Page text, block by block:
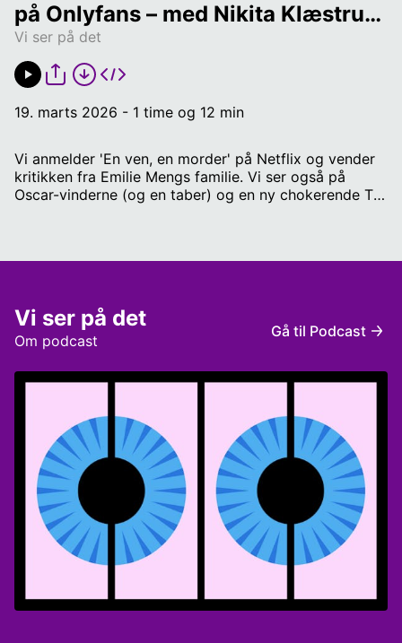
Vi ser på det
på Onlyfans – med Nikita Klæstrup,
Dan Bjerregaard og Anna Munch
Heydorn
19. marts 2026 - 1 time og 12 min
Vi anmelder 'En ven, en morder' på Netflix og vender
kritikken fra Emilie Mengs familie. Vi ser også på
Oscar-vinderne (og en taber) og en ny chokerende TV
Radio IIII Panel: Nikita Klæstrup, vært hos Viaplay Dan
Østergaard
Om podcast
Vi ser på det Gå til Podcast